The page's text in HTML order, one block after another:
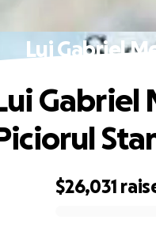
Lui Gabriel
$26,031
Gabriel